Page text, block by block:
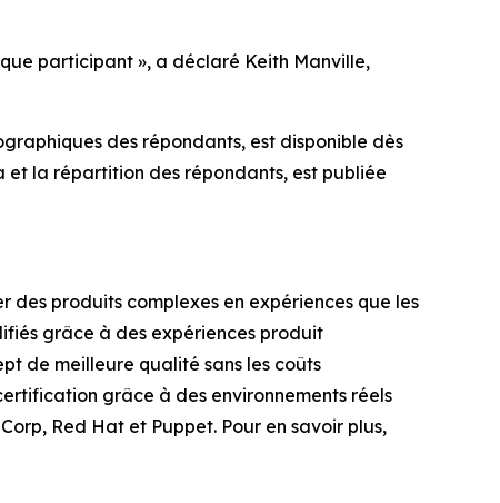
participant », a déclaré Keith Manville,
des répondants, est disponible dès
la répartition des répondants, est publiée
produits complexes en expériences que les
grâce à des expériences produit
de meilleure qualité sans les coûts
grâce à des environnements réels
Red Hat et Puppet. Pour en savoir plus,